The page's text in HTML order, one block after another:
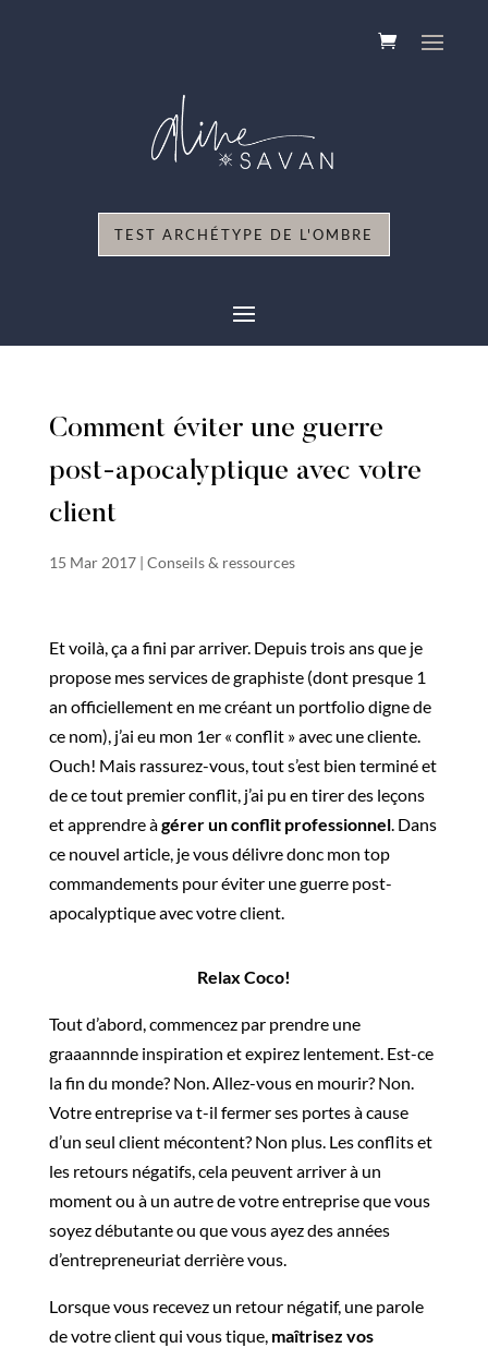
TEST ARCHÉTYPE DE L'OMBRE
Comment éviter une guerre
post-apocalyptique avec votre
client
15 Mar 2017| Conseils & ressources
Et voilà, ça a fini par arriver. Depuis trois ans que je
propose mes services de graphiste (dont presque 1
an officiellement en me créant un portfolio digne de
ce nom), j’ai eu mon 1er « conflit » avec une cliente.
Ouch! Mais rassurez-vous, tout s’est bien terminé et
de ce tout premier conflit, j’ai pu en tirer des leçons
et apprendre àgérer un conflit professionnel. Dans
ce nouvel article, je vous délivre donc mon top
commandements pour éviter une guerre post-
apocalyptique avec votre client.
Relax Coco!
Tout d’abord, commencez par prendre une
graaannnde inspiration et expirez lentement. Est-ce
la fin du monde? Non. Allez-vous en mourir? Non.
Votre entreprise va t-il fermer ses portes à cause
d’un seul client mécontent? Non plus. Les conflits et
les retours négatifs, cela peuvent arriver à un
moment ou à un autre de votre entreprise que vous
soyez débutante ou que vous ayez des années
d’entrepreneuriat derrière vous.
Lorsque vous recevez un retour négatif, une parole
de votre client qui vous tique, maîtrisez vos